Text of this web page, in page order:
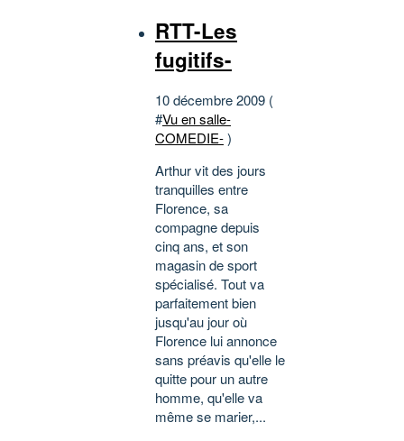
RTT-Les
fugitifs-
10 décembre 2009 (
#Vu en salle-
COMEDIE-)
Arthur vit des jours
tranquilles entre
Florence, sa
compagne depuis
cinq ans, et son
magasin de sport
spécialisé. Tout va
parfaitement bien
jusqu'au jour où
Florence lui annonce
sans préavis qu'elle le
quitte pour un autre
homme, qu'elle va
même se marier,...